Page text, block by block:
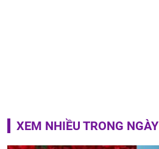
XEM NHIỀU TRONG NGÀY